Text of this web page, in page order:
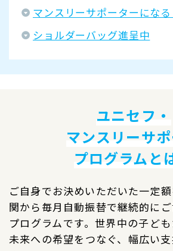
マンスリーサポーターになる
ショルダーバッグ進呈中
ユニセフ・
マンスリーサ
プログラムと
ご自身でお決めいただいた一定
関から毎月自動振替で継続的に
プログラムです。世界中の子ども
未来への希望をつなぐ、幅広い